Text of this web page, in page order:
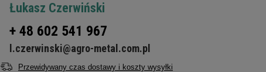
Łukasz Czerwiński
+ 48 602 541 967
l.czerwinski@agro-metal.com.pl
Przewidywany czas dostawy i koszty wysyłki